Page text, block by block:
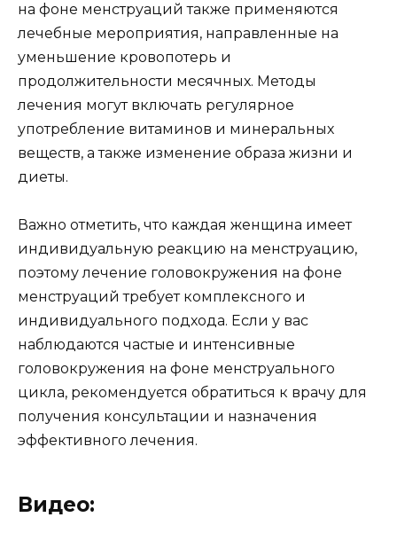
на фоне менструаций также применяются
лечебные мероприятия, направленные на
уменьшение кровопотерь и
продолжительности месячных. Методы
лечения могут включать регулярное
употребление витаминов и минеральных
веществ, а также изменение образа жизни и
диеты.
Важно отметить, что каждая женщина имеет
индивидуальную реакцию на менструацию,
поэтому лечение головокружения на фоне
менструаций требует комплексного и
индивидуального подхода. Если у вас
наблюдаются частые и интенсивные
головокружения на фоне менструального
цикла, рекомендуется обратиться к врачу для
получения консультации и назначения
эффективного лечения.
Видео: